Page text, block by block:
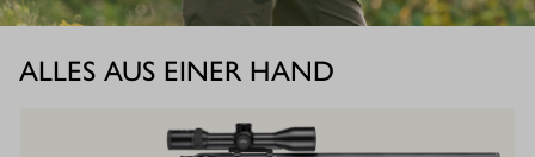
ALLES AUS EINER HAND